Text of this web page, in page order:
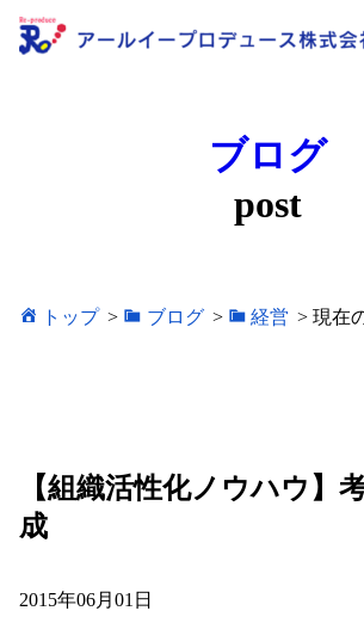
ブログ
post
トップ > ブログ > 経営 >現在
【組織活性化ノウハウ】
成
2015年06月01日